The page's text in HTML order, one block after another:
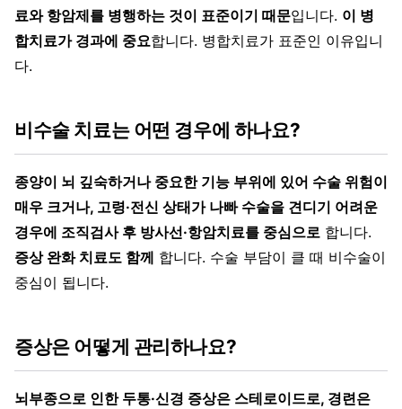
료와 항암제를 병행하는 것이 표준이기 때문입니다. 이 병
합치료가 경과에 중요합니다. 병합치료가 표준인 이유입니
다.
비수술 치료는 어떤 경우에 하나요?
종양이 뇌 깊숙하거나 중요한 기능 부위에 있어 수술 위험이
매우 크거나, 고령·전신 상태가 나빠 수술을 견디기 어려운
경우에 조직검사 후 방사선·항암치료를 중심으로 합니다.
증상 완화 치료도 함께 합니다. 수술 부담이 클 때 비수술이
중심이 됩니다.
증상은 어떻게 관리하나요?
뇌부종으로 인한 두통·신경 증상은 스테로이드로, 경련은